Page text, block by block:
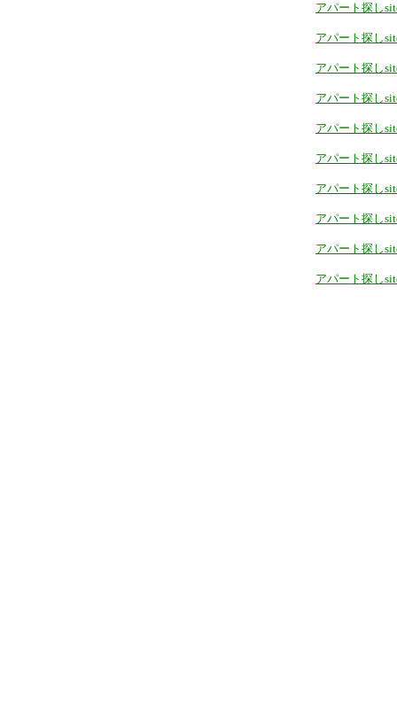
アパート探し
アパート探し
アパート探し
アパート探し
アパート探し
アパート探し
アパート探し
アパート探し
アパート探し
アパート探し